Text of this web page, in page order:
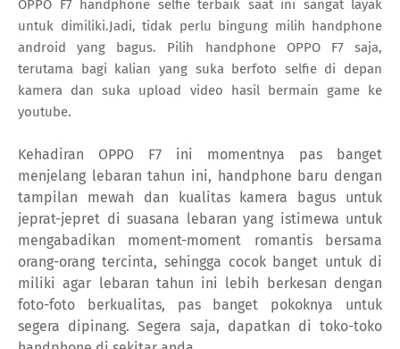
OPPO F7 handphone selfie terbaik saat ini sangat layak
untuk dimiliki.Jadi, tidak perlu bingung milih handphone
android yang bagus. Pilih handphone OPPO F7 saja,
terutama bagi kalian yang suka berfoto selfie di depan
kamera dan suka upload video hasil bermain game ke
youtube.
Kehadiran OPPO F7 ini momentnya pas banget
menjelang lebaran tahun ini, handphone baru dengan
tampilan mewah dan kualitas kamera bagus untuk
jeprat-jepret di suasana lebaran yang istimewa untuk
mengabadikan moment-moment romantis bersama
orang-orang tercinta, sehingga cocok banget untuk di
miliki agar lebaran tahun ini lebih berkesan dengan
foto-foto berkualitas, pas banget pokoknya untuk
segera dipinang. Segera saja, dapatkan di toko-toko